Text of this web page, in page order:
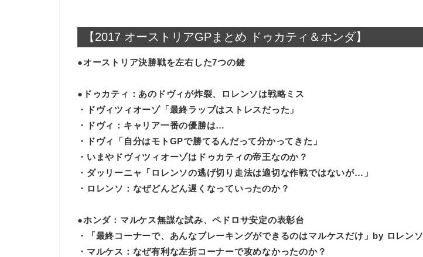
【2017 オーストリアGPまとめ ドゥカティ＆ホンダ】
●オーストリア決勝戦を左右した7つの鍵
●ドゥカティ：あのドヴィが炸裂、ロレンソは戦略ミス
・ドヴィツィオーゾ「最終ラップはストレスだった」
・ドヴィ：キャリア一番の優勝は…
・ドヴィ「自分はモトGPで勝てるんだって分かってきた」
・いまやドヴィツィオーゾはドゥカティの帝王なのか？
・ダッリーニャ「ロレンソの逃げ切り走法は適切な作戦ではないが…」
・ロレンソ：なぜどんどん遅くなっていったのか？
●ホンダ：マルケス無謀な試み、ペドロサ安定の表彰台
・「最終コーナーで、あんなブレーキングができるのはマルケスだけ」by ロレンソ
・マルケス：なぜ有利な左折コーナーで攻めなかったのか？